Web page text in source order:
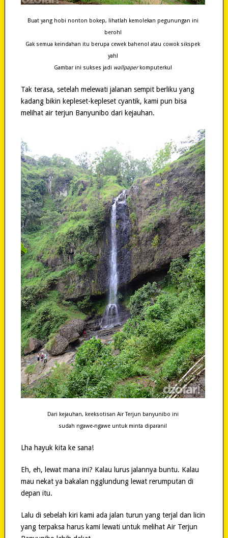
Buat yang hobi nonton bokep, lihatlah kemolekan pegunungan ini
beroh!
Gak semua keindahan itu berupa cewek bahenol atau cowok sikspek
yah!
Gambar ini sukses jadi wallpaperkomputerku!
Tak terasa, setelah melewati jalanan sempit berliku yang
kadang bikin kepleset-kepleset cyantik, kami pun bisa
melihat air terjun Banyunibo dari kejauhan.
Dari kejauhan, keeksotisan Air Terjun banyunibo ini
sudah ngawe-ngawe untuk minta diparani!
Lha hayuk kita ke sana!
Eh, eh, lewat mana ini? Kalau lurus jalannya buntu. Kalau
mau nekat ya bakalan ngglundung lewat rerumputan di
depan itu.
Lalu di sebelah kiri kami ada jalan turun yang terjal dan licin
yang terpaksa harus kami lewati untuk melihat Air Terjun